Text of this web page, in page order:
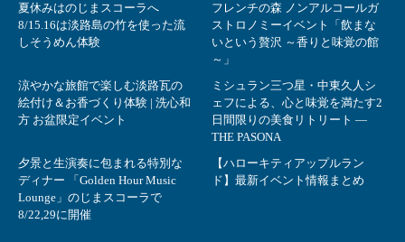
夏休みはのじまスコーラへ
8/15.16は淡路島の竹を使った流
しそうめん体験
フレンチの森 ノンアルコールガ
ストロノミーイベント「飲まな
いという贅沢 ～香りと味覚の館
～」
涼やかな旅館で楽しむ淡路瓦の
絵付け＆お香づくり体験 | 洗心和
方 お盆限定イベント
ミシュラン三つ星・中東久人シ
ェフによる、心と味覚を満たす2
日間限りの美食リトリート ―
THE PASONA
夕景と生演奏に包まれる特別な
ディナー 「Golden Hour Music
Lounge」のじまスコーラで
8/22,29に開催
【ハローキティアップルラン
ド】最新イベント情報まとめ